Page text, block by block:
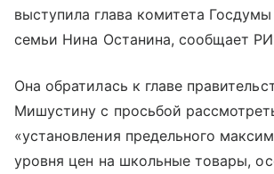
выступила глава комитета
семьи Нина Останина, сообщает
Она обратилась к главе
Мишустину с просьбой
«установления предельного
уровня цен на школьные товары,